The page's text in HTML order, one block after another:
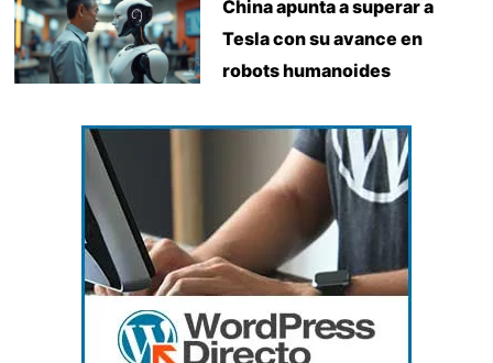
China apunta a superar a
Tesla con su avance en
robots humanoides